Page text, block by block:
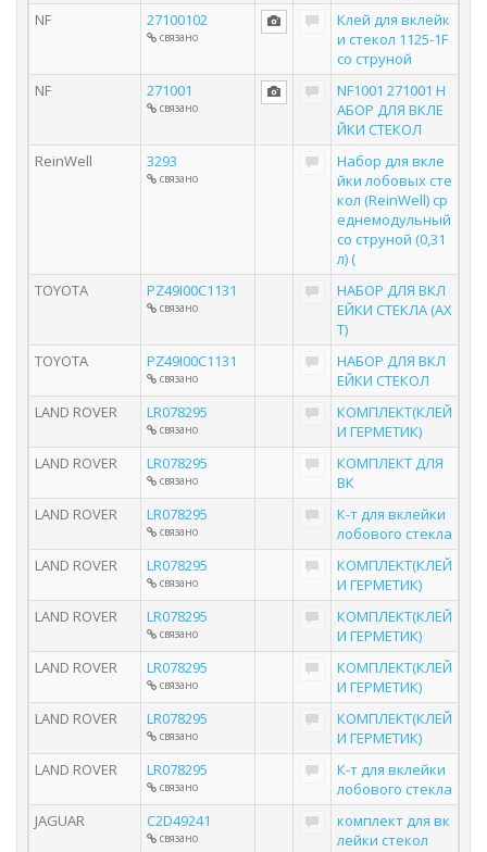
NF
27100102
связано
Клей для вклейк
и стекол 1125-1F
со струной
NF
271001
связано
NF1001 271001 Н
АБОР ДЛЯ ВКЛЕ
ЙКИ СТЕКОЛ
ReinWell
3293
связано
Набор для вкле
йки лобовых сте
кол (ReinWell) ср
еднемодульный
со струной (0,31
л) (
TOYOTA
PZ49I00C1131
связано
НАБОР ДЛЯ ВКЛ
ЕЙКИ СТЕКЛА (АХ
Т)
TOYOTA
PZ49I00C1131
связано
НАБОР ДЛЯ ВКЛ
ЕЙКИ СТЕКОЛ
LAND ROVER
LR078295
связано
КОМПЛЕКТ(КЛЕЙ
И ГЕРМЕТИК)
LAND ROVER
LR078295
связано
КОМПЛЕКТ ДЛЯ
ВК
LAND ROVER
LR078295
связано
К-т для вклейки
лобового стекла
LAND ROVER
LR078295
связано
КОМПЛЕКТ(КЛЕЙ
И ГЕРМЕТИК)
LAND ROVER
LR078295
связано
КОМПЛЕКТ(КЛЕЙ
И ГЕРМЕТИК)
LAND ROVER
LR078295
связано
КОМПЛЕКТ(КЛЕЙ
И ГЕРМЕТИК)
LAND ROVER
LR078295
связано
КОМПЛЕКТ(КЛЕЙ
И ГЕРМЕТИК)
LAND ROVER
LR078295
связано
К-т для вклейки
лобового стекла
JAGUAR
C2D49241
связано
комплект для вк
лейки стекол